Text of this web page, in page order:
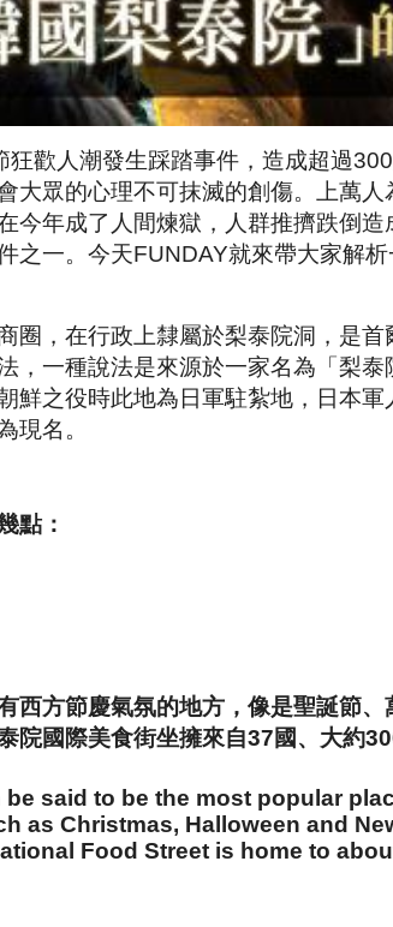
歡人潮發生踩踏事件，造成超過
大眾的心理不可抹滅的創傷。上萬
今年成了人間煉獄，人群推擠跌倒
之一。今天FUNDAY就來帶大家解
，在行政上隸屬於梨泰院洞，是首
，一種說法是來源於一家名為「梨
鮮之役時此地為日軍駐紮地，日本
現名。
點：
西方節慶氣氛的地方，像是聖誕節
院國際美食街坐擁來自37國、大約
said to be the most popular
as Christmas, Halloween and
Food Street is home to